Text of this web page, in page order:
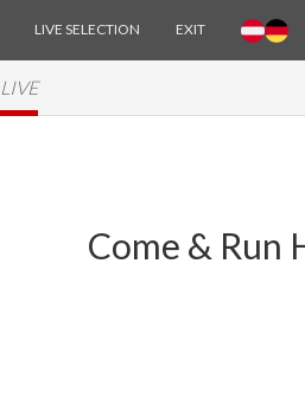
LIVE SELECTION EXIT
LIVE
Come & Run